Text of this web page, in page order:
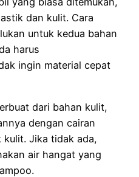
dan kulit. Cara
untuk kedua bahan
harus
ingin material cepat
dari bahan kulit,
dengan cairan
kulit. Jika tidak ada,
air hangat yang